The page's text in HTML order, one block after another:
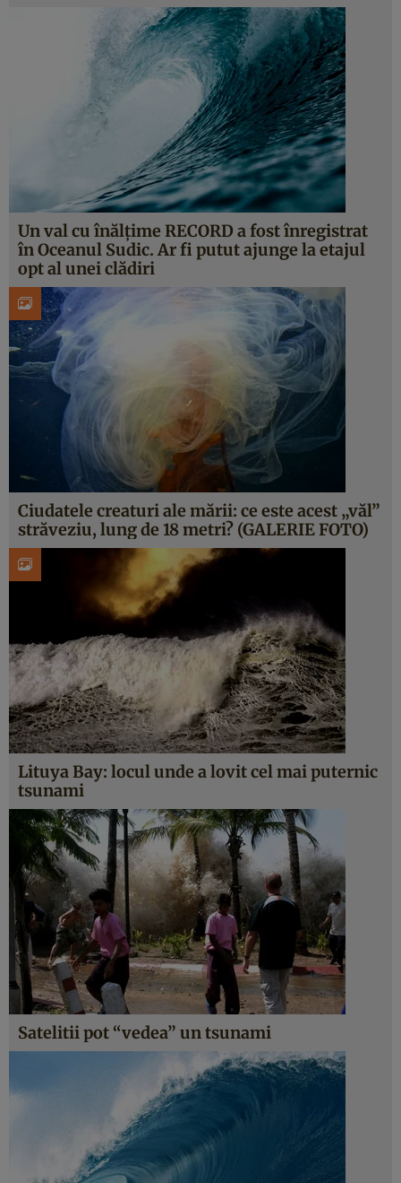
Un val cu înălţime RECORD a fost înregistrat
în Oceanul Sudic. Ar fi putut ajunge la etajul
opt al unei clădiri
Ciudatele creaturi ale mării: ce este acest „văl”
străveziu, lung de 18 metri? (GALERIE FOTO)
Lituya Bay: locul unde a lovit cel mai puternic
tsunami
Satelitii pot “vedea” un tsunami